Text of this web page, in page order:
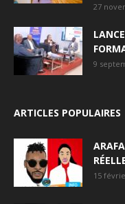
27
9
ARTICLES POPULAIRES
15